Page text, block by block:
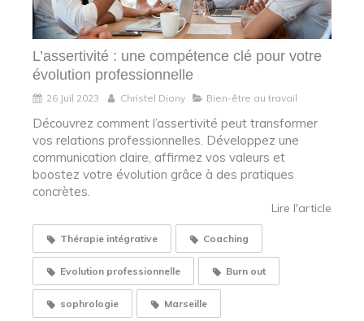
L’assertivité : une compétence clé pour votre
évolution professionnelle
26 Juil 2023 Christel Diony Bien-être au travail
Découvrez comment l’assertivité peut transformer
vos relations professionnelles. Développez une
communication claire, affirmez vos valeurs et
boostez votre évolution grâce à des pratiques
concrètes.
Lire l'article
Thérapie intégrative Coaching
Evolution professionnelle Burn out
sophrologie Marseille